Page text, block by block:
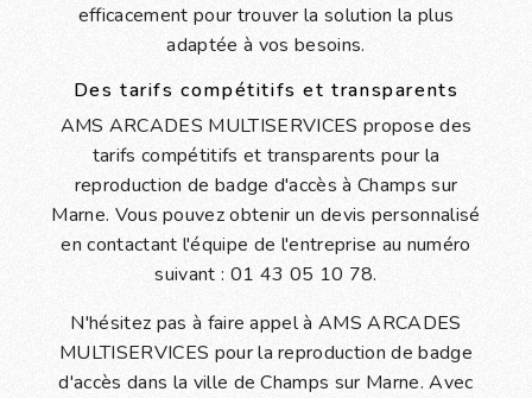
efficacement pour trouver la solution la plus
adaptée à vos besoins.
Des tarifs compétitifs et transparents
AMS ARCADES MULTISERVICES propose des
tarifs compétitifs et transparents pour la
reproduction de badge d'accès à Champs sur
Marne. Vous pouvez obtenir un devis personnalisé
en contactant l'équipe de l'entreprise au numéro
suivant : 01 43 05 10 78.
N'hésitez pas à faire appel à AMS ARCADES
MULTISERVICES pour la reproduction de badge
d'accès dans la ville de Champs sur Marne. Avec